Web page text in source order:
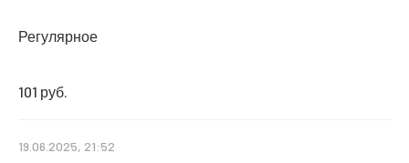
Регулярное
101 руб.
19.06.2025, 21:52